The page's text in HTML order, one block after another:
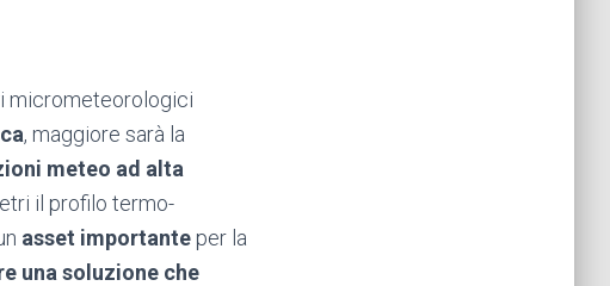
micrometeorologici
, maggiore sarà la
meteo ad alta
il profilo termo-
asset importante per la
una soluzione che